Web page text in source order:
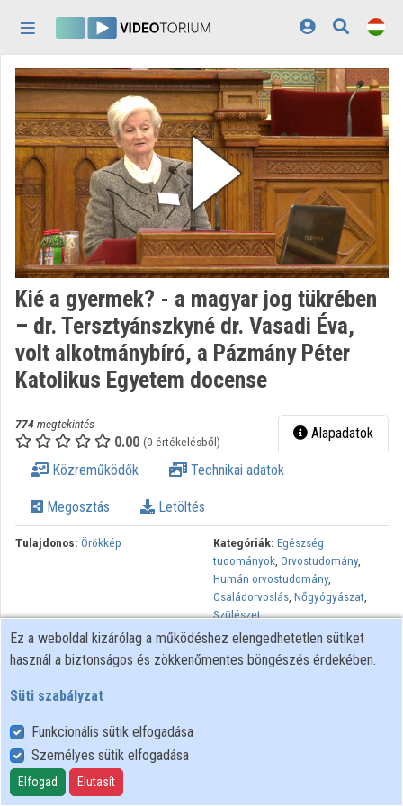
Kezdőlap
Bejelentkezés
Felfedezés
Kategóriák
Lejátszási listák
Intézmények
Közreműködők
Megjelenés:világos
Kié a gyermek? - a magyar jog tükrében
– dr. Tersztyánszkyné dr. Vasadi Éva,
volt alkotmánybíró, a Pázmány Péter
Katolikus Egyetem docense
774megtekintés
0.00 (0 értékelésből) Alapadatok
Közreműködők Technikai adatok
Megosztás Letöltés
Tulajdonos: Örökkép Kategóriák: Egészség
tudományok, Orvostudomány,
Humán orvostudomány,
Családorvoslás, Nőgyógyászat,
Szülészet
Lejátszási listák:Az élet:
ajándék ,A plenáris ülés előadásai
Az élet: ajándék Nemzetközi konferencia életvédelemről,
2012. szeptember 28.
Felhasználói szabályzat
Ez a weboldal kizárólag a működéshez elengedhetetlen sütiket
használ a biztonságos és zökkenőmentes böngészés érdekében.
Süti szabályzat
Funkcionális sütik elfogadása
Személyes sütik elfogadása
Elfogad Elutasít